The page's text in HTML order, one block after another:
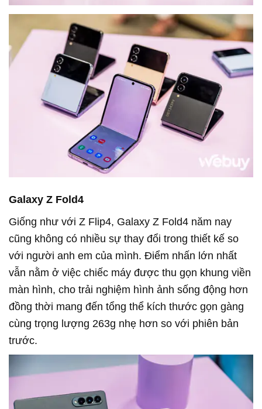
Galaxy Z Fold4
Giống như với Z Flip4, Galaxy Z Fold4 năm nay
cũng không có nhiều sự thay đổi trong thiết kế so
với người anh em của mình. Điểm nhấn lớn nhất
vẫn nằm ở việc chiếc máy được thu gọn khung viền
màn hình, cho trải nghiệm hình ảnh sống động hơn
đồng thời mang đến tổng thể kích thước gọn gàng
cùng trọng lượng 263g nhẹ hơn so với phiên bản
trước.